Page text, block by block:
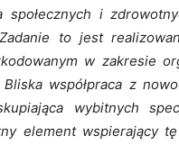
społecznych i
to jest
w zakresie
współpraca z
wybitnych
element wspierający